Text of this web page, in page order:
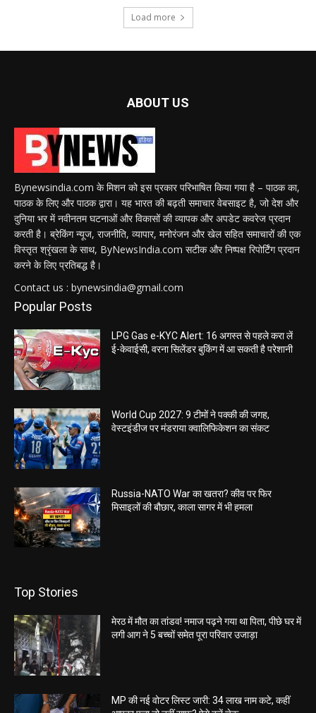
Load more
ABOUT US
Bynewsindia.com के मिशन को इस प्रकार परिभाषित किया गया है – पाठक का,
पाठक के लिए और पाठक द्वारा। यह भारत की बढ़ती समाचार वेबसाइट है, जो देश और
दुनिया भर में नवीनतम घटनाओं और विकासों की व्यापक और अपडेट कवरेज प्रदान
करती है। ब्रेकिंग न्यूज, राजनीति, व्यापार, मनोरंजन और खेल सहित समाचारों की एक
विस्तृत श्रृंखला के साथ, ByNewsIndia.com सटीक और निष्पक्ष रिपोर्टिंग प्रदान
करने के लिए प्रतिबद्ध है।
Contact us : bynewsindia@gmail.com
Popular Posts
LPG Gas e-KYC Alert: 16 अगस्त से पहले करा लें
ई-केवाईसी, वरना सिलेंडर बुकिंग में आ सकती है परेशानी
World Cup 2027: 9 टीमों ने पक्की की जगह,
वेस्टइंडीज पर मंडराया क्वालिफिकेशन का संकट
Russia-NATO War का खतरा? कीव पर फिर
मिसाइलों की बौछार, काला सागर में भी हमला
Top Stories
मेरठ में मौत का तांडव! नमाज पढ़ने गया था पिता, पीछे घर में
लगी आग ने 5 बच्चों समेत पूरा परिवार उजाड़ा
MP की नई वोटर लिस्ट जारी: 34 लाख नाम कटे, कहीं